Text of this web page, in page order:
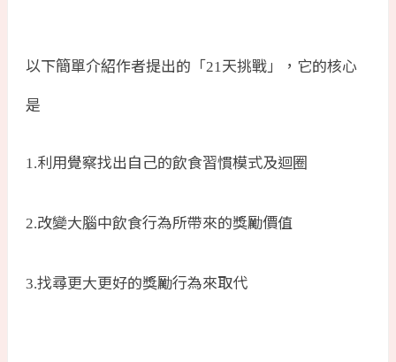
以下簡單介紹作者提出的「21 天挑戰」，它的核心
是
1.利用覺察找出自己的飲食習慣模式及迴圈
2.改變大腦中飲食行為所帶來的獎勵價值
3.找尋更大更好的獎勵行為來取代